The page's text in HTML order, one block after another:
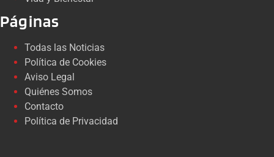
Páginas
Todas las Noticias
Política de Cookies
Aviso Legal
Quiénes Somos
Contacto
Política de Privacidad